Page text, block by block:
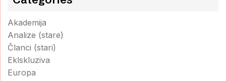
Akademija
Analize (stare)
Članci (stari)
Eklskluziva
Europa